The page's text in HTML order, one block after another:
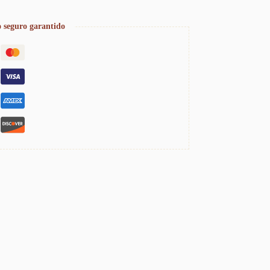
seguro garantido